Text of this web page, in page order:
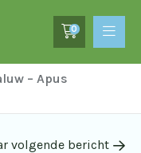
0
– Apus
volgende bericht